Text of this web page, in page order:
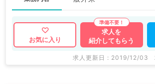
お気に入り
求人を
紹介してもらう
求人更新日 : 2019/12/03